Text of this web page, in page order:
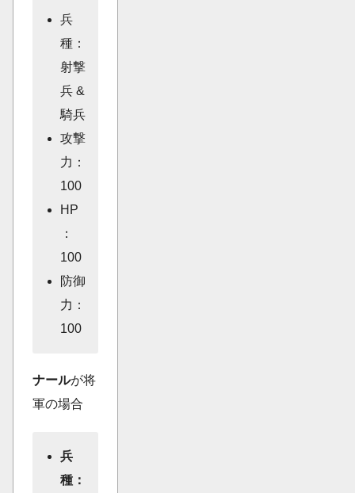
兵
種：
射撃
兵 &
騎兵
攻撃
力：
100
HP
：
100
防御
力：
100
ナールが将
軍の場合
兵
種：